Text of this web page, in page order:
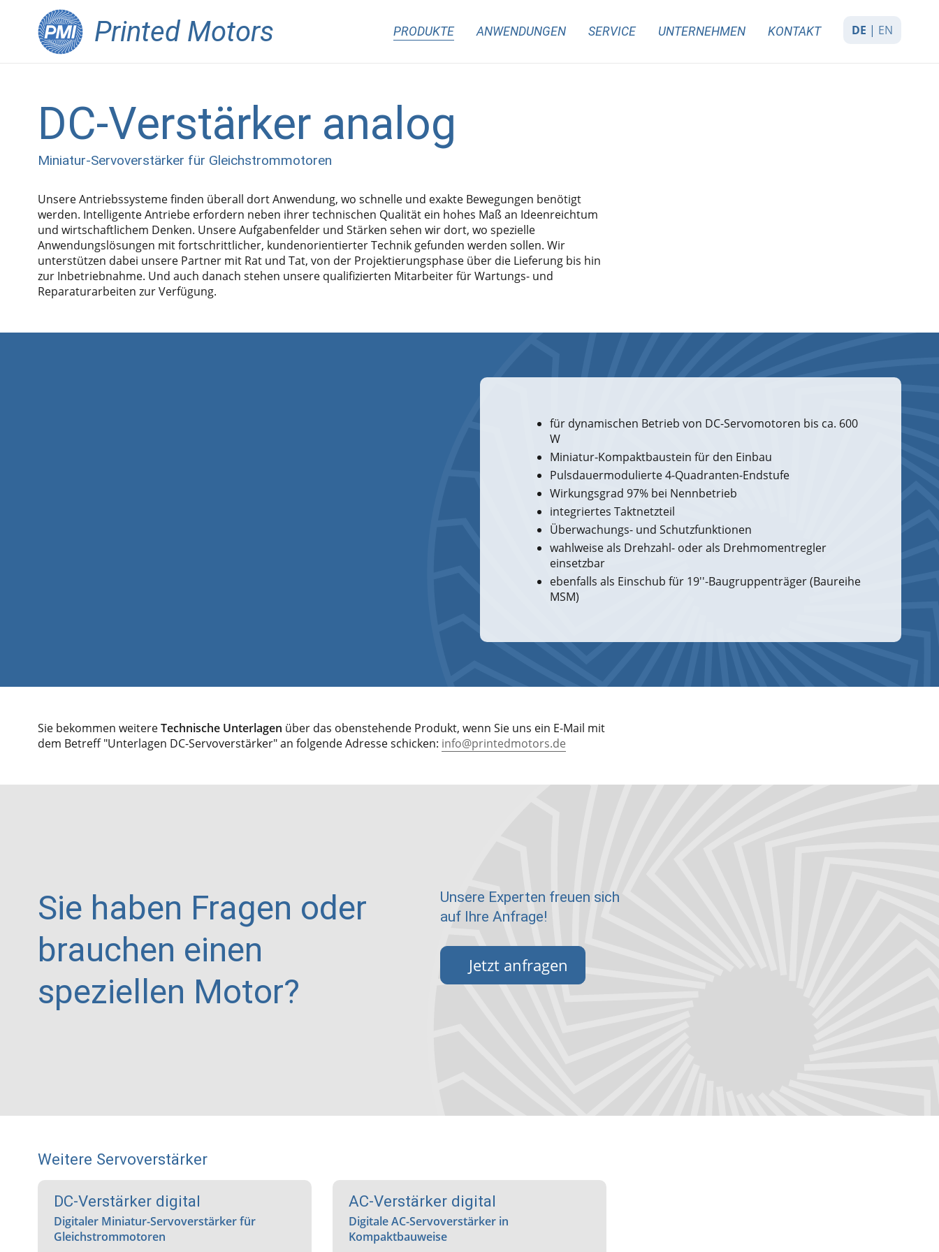
Printed Motors PRODUKTE ANWENDUNGEN SERVICE UNTERNEHMEN KONTAKT DE EN
DC-Verstärker analog
Miniatur-Servoverstärker für Gleichstrommotoren
Unsere Antriebssysteme finden überall dort Anwendung, wo schnelle und exakte Bewegungen benötigt
werden. Intelligente Antriebe erfordern neben ihrer technischen Qualität ein hohes Maß an Ideenreichtum
und wirtschaftlichem Denken. Unsere Aufgabenfelder und Stärken sehen wir dort, wo spezielle
Anwendungslösungen mit fortschrittlicher, kundenorientierter Technik gefunden werden sollen. Wir
unterstützen dabei unsere Partner mit Rat und Tat, von der Projektierungsphase über die Lieferung bis hin
zur Inbetriebnahme. Und auch danach stehen unsere qualifizierten Mitarbeiter für Wartungs- und
Reparaturarbeiten zur Verfügung.
für dynamischen Betrieb von DC-Servomotoren bis ca. 600
W
Miniatur-Kompaktbaustein für den Einbau
Pulsdauermodulierte 4-Quadranten-Endstufe
Wirkungsgrad 97% bei Nennbetrieb
integriertes Taktnetzteil
Überwachungs- und Schutzfunktionen
wahlweise als Drehzahl- oder als Drehmomentregler
einsetzbar
ebenfalls als Einschub für 19''-Baugruppenträger (Baureihe
MSM)
Sie bekommen weitereTechnische Unterlagen über das obenstehende Produkt, wenn Sie uns ein E-Mail mit
dem Betreff "Unterlagen DC-Servoverstärker" an folgende Adresse schicken: info@printedmotors.de
Sie haben Fragen oder
brauchen einen
speziellen Motor?
Unsere Experten freuen sich
auf Ihre Anfrage!
Jetzt anfragen
Weitere Servoverstärker
DC-Verstärker digital
Digitaler Miniatur-Servoverstärker für
Gleichstrommotoren
AC-Verstärker digital
Digitale AC-Servoverstärker in
Kompaktbauweise